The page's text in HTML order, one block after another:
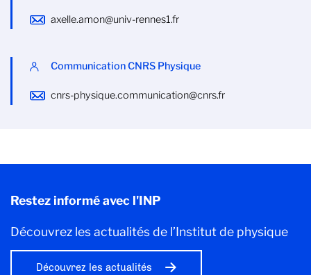
axelle.amon@univ-rennes1.fr
Communication CNRS Physique
cnrs-physique.communication@cnrs.fr
Restez informé avec l'INP
Découvrez les actualités de l’Institut de physique
Découvrez les actualités